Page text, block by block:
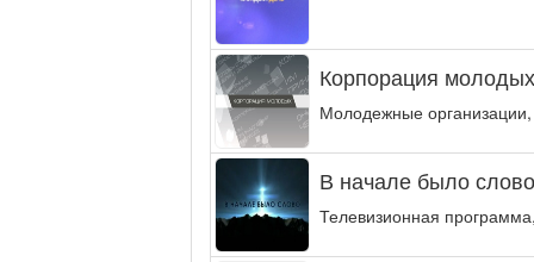
Корпорация
Молодежные
В начале было
Телевизионная